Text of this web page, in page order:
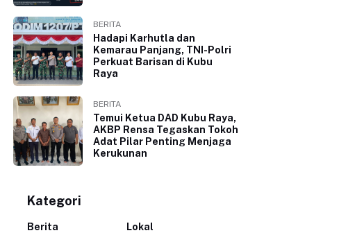
BERITA
Hadapi Karhutla dan
Kemarau Panjang, TNI-Polri
Perkuat Barisan di Kubu
Raya
BERITA
Temui Ketua DAD Kubu Raya,
AKBP Rensa Tegaskan Tokoh
Adat Pilar Penting Menjaga
Kerukunan
Kategori
Berita
Lokal